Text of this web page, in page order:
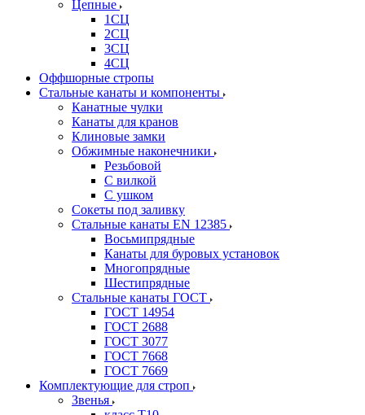
Цепные
1СЦ
2СЦ
3СЦ
4СЦ
Оффшорные стропы
Стальные канаты и компоненты
Канатные чулки
Канаты для кранов
Клиновые замки
Обжимные наконечники
Резьбовой
С вилкой
С ушком
Сокеты под заливку
Стальные канаты EN 12385
Восьмипрядные
Канаты для буровых установок
Многопрядные
Шестипрядные
Стальные канаты ГОСТ
ГОСТ 14954
ГОСТ 2688
ГОСТ 3077
ГОСТ 7668
ГОСТ 7669
Комплектующие для строп
Звенья